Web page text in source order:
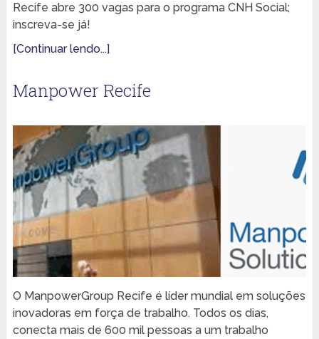
Recife abre 300 vagas para o programa CNH Social;
inscreva-se já!
[Continuar lendo...]
Manpower Recife
O ManpowerGroup Recife é líder mundial em soluções
inovadoras em força de trabalho. Todos os dias,
conecta mais de 600 mil pessoas a um trabalho